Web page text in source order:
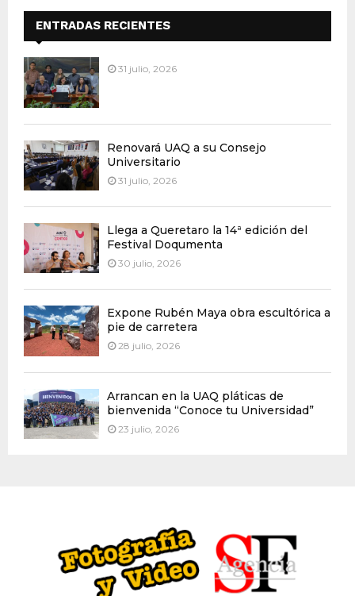
ENTRADAS RECIENTES
31 julio, 2026
Renovará UAQ a su Consejo
Universitario
31 julio, 2026
Llega a Queretaro la 14ª edición del
Festival Doqumenta
30 julio, 2026
Expone Rubén Maya obra escultórica a
pie de carretera
28 julio, 2026
Arrancan en la UAQ pláticas de
bienvenida “Conoce tu Universidad”
23 julio, 2026